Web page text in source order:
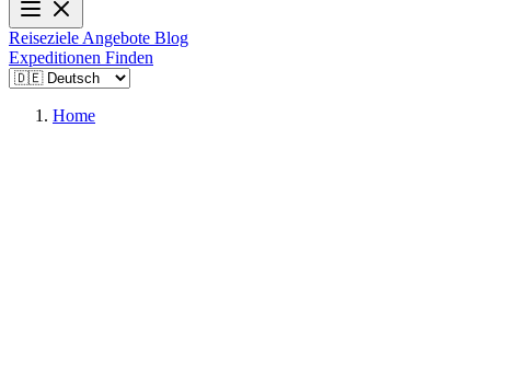
Reiseziele Angebote Blog
Expeditionen Finden
Home